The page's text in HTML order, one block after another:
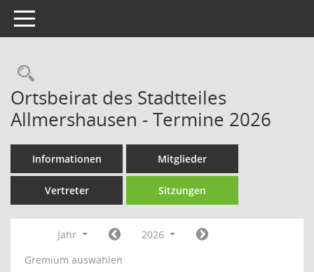
Toggle navigation
Rechercheauswahl
Ortsbeirat des Stadtteiles
Allmershausen - Termine 2026
Informationen Mitglieder
Vertreter Sitzungen
Jahr
2026
Gremium auswählen